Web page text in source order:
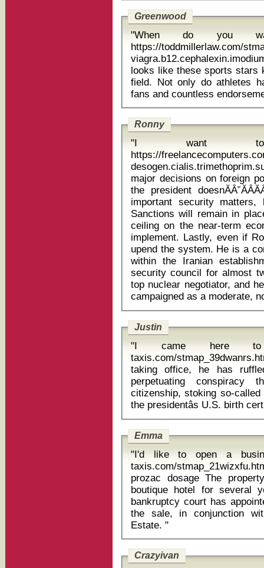
Greenwood
"When do you
https://toddmillerlaw.com/
viagra.b12.cephalexin.imodium
looks like these sports stars
field. Not only do athletes
Ronny
"I want
https://
major decisions on foreign
the president
important security
Sanctions will remain in
ceiling on the near-term
implement. Lastly, even if
upend the system. He is a
within the Iranian
security council for almost
top nuclear negotiator, and
Justin
"I came here to
taxis.com/
taking office, he has
perpetuating conspiracy
citizenship, stoking so-called
Emma
"I'd like to open a
taxis.com/
prozac dosage The property had been operating as a 10-room
boutique hotel for several
bankruptcy court has
the sale, in conjunction
Estate. "
Crazyivan